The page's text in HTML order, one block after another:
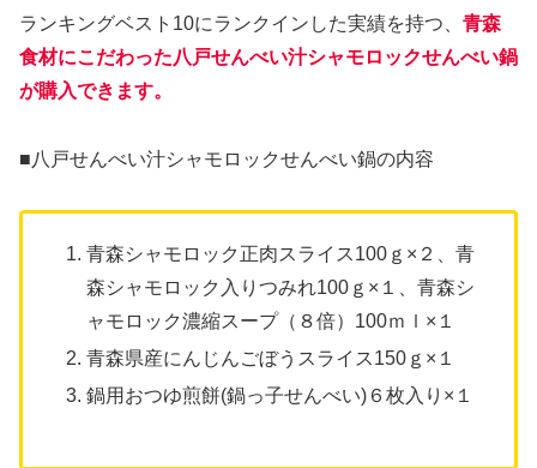
ランキングベスト10にランクインした実績を持つ、 青森
食材にこだわった八戸せんべい汁シャモロックせんべい鍋
が購入できます。
■八戸せんべい汁シャモロックせんべい鍋の内容
青森シャモロック正肉スライス100ｇ×２、青
森シャモロック入りつみれ100ｇ×１、青森シ
ャモロック濃縮スープ（８倍）100ｍｌ×１
青森県産にんじんごぼうスライス150ｇ×１
鍋用おつゆ煎餅(鍋っ子せんべい)６枚入り×１